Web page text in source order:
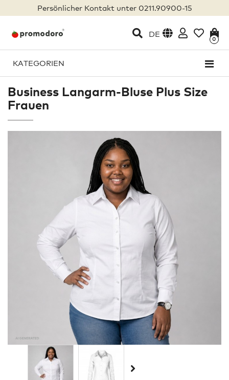
Persönlicher Kontakt unter 0211.90900-15
DE
0
KATEGORIEN
Business Langarm-Bluse Plus Size
Frauen